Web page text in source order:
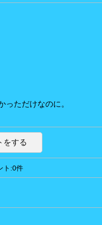
ただけなのに。
をする
ト:0件